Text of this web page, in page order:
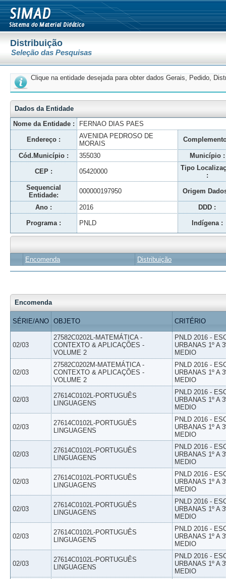
Distribuição
Seleção das Pesquisas
Clique na entidade desejada para obter dados Gerais, Pedido,
Dados da Entidade
Nome da Entidade :
FERNAO DIAS PAES
Endereço :
AVENIDA PEDROSO DE
MORAIS
Cód.Município : 355030 Município :
CEP : 05420000
Tipo
:
Sequencial
Entidade:
000000197950 Origem
Ano : 2016 DDD :
Programa : PNLD Indígena :
Encomenda Distribuição
Encomenda
SÉRIE/ANO OBJETO CRITÉRIO
02/03
27582C0202L-MATEMÁTICA -
CONTEXTO & APLICAÇÕES -
VOLUME 2
PNLD 2016 -
URBANAS 1º A
MEDIO
02/03
27582C0202M-MATEMÁTICA -
CONTEXTO & APLICAÇÕES -
VOLUME 2
PNLD 2016 -
URBANAS 1º A
MEDIO
02/03
27614C0102L-PORTUGUÊS
LINGUAGENS
PNLD 2016 -
URBANAS 1º A
MEDIO
02/03
27614C0102L-PORTUGUÊS
LINGUAGENS
PNLD 2016 -
URBANAS 1º A
MEDIO
02/03
27614C0102L-PORTUGUÊS
LINGUAGENS
PNLD 2016 -
URBANAS 1º A
MEDIO
02/03
27614C0102L-PORTUGUÊS
LINGUAGENS
PNLD 2016 -
URBANAS 1º A
MEDIO
02/03
27614C0102L-PORTUGUÊS
LINGUAGENS
PNLD 2016 -
URBANAS 1º A
MEDIO
02/03
27614C0102L-PORTUGUÊS
LINGUAGENS
PNLD 2016 -
URBANAS 1º A
MEDIO
02/03
27614C0102L-PORTUGUÊS
LINGUAGENS
PNLD 2016 -
URBANAS 1º A
MEDIO